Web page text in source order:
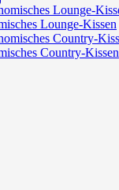
Lounge-Kissen
Country-Kissen